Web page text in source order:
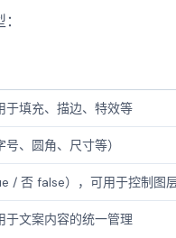
于填充、描边、特效等
、圆角、尺寸等）
/ 否 false），可用于控制图
于文案内容的统一管理